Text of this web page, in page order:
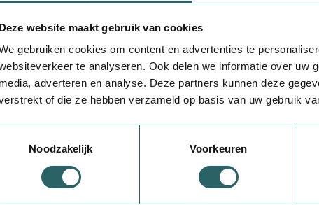
Deze website maakt gebruik van cookies
gebruiken cookies om content en advertenties te
te analyseren. Ook delen we informatie over uw
media, adverteren en analyse. Deze partners kunnen deze
of die ze hebben verzameld op basis van uw gebruik
Noodzakelijk
Voorkeuren
• Controlevloeistof 1 • 10 Steriele Lancetten • Prikpen Doorzichtig kapje (om te
• Beknopte handleiding • Garantiekaart